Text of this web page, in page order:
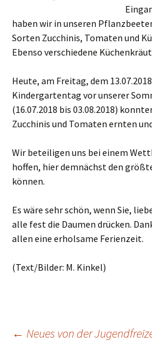
haben wir in unseren
Sorten Zucchinis, Tomaten und
Ebenso verschiedene
Heute, am Freitag, dem
Kindergartentag vor unserer
(16.07.2018 bis 03.08.2018)
Zucchinis und Tomaten ernten
Wir beteiligen uns bei einem
hoffen, hier demnächst den
können.
Es wäre sehr schön, wenn Sie,
alle fest die Daumen drücken.
allen eine erholsame Ferienzeit.
(Text/Bilder: M. Kinkel)
← Neues von der